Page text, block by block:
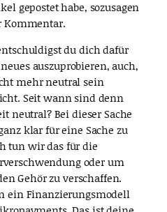
gepostet habe, sozusagen
Kommentar.
du dich dafür
auszuprobieren, auch,
mehr neutral sein
Seit wann sind denn
neutral? Bei dieser Sache
klar für eine Sache zu
tun wir das für die
oder um
Gehör zu verschaffen.
ein Finanzierungsmodell